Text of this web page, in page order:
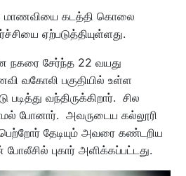
மாணவியை கடத்தி கொலை
ஏற்படுத்தியுள்ளது.
நகரை சேர்ந்த 22 வயது
வகோலி பகுதியில் உள்ள
படித்து வந்திருக்கிறார். சில
போனார். அவருடைய கல்லூரி
பெற்றோர் தேடியும் அவரை கண்டறிய
புகார் அளிக்கப்பட்டது.